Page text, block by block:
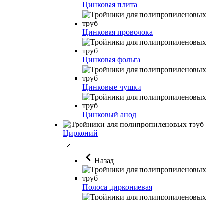
Цинковая плита
Цинковая проволока
Цинковая фольга
Цинковые чушки
Цинковый анод
Цирконий
Назад
Полоса циркониевая